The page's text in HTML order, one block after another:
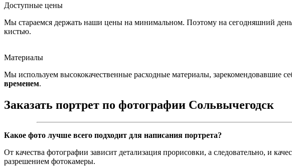
Доступные цены
Мы стараемся держать наши цены на минимальном. Поэтому на сегодняшний
кистью.
Материалы
Мы используем высококачественные расходные материалы, зарекомендовавшие
временем.
Заказать портрет по фотографии Сольвычегодск
Какое фото лучше всего подходит для написания портрета?
От качества фотографии зависит детализация прорисовки, а следовательно, и
разрешением фотокамеры.